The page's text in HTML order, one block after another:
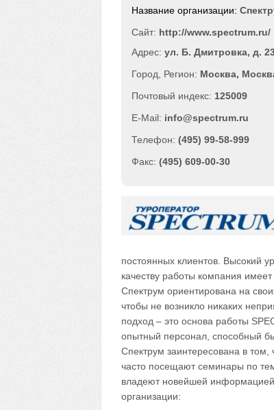
Сайт: http://www.spectrum.ru/
ул. Б. Дмитровка, д.
Москва,
125009
info@spectrum.ru
(495) 99-58-999
(495) 609-00-30
постоянных клиентов. Высокий
качеству работы компания
Спектрум ориентирована на
чтобы не возникло никаких
подход – это основа работы
опытный персонал, способный
Спектрум заинтересована в
часто посещают семинары по
владеют новейшей
организации: